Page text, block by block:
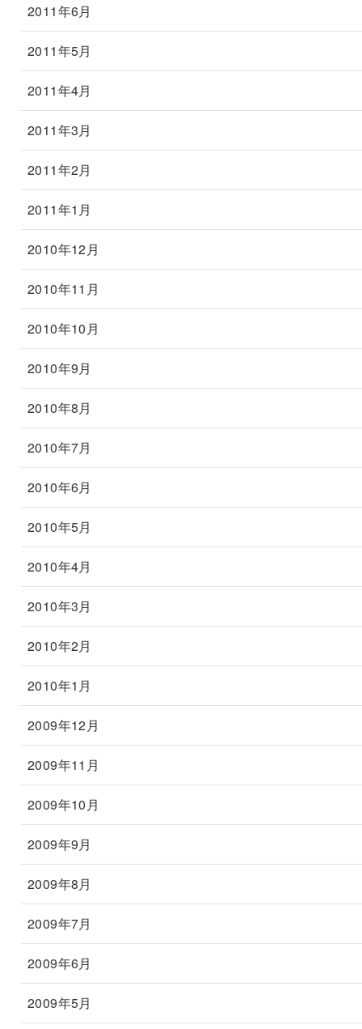
2011年6月
2011年5月
2011年4月
2011年3月
2011年2月
2011年1月
2010年12月
2010年11月
2010年10月
2010年9月
2010年8月
2010年7月
2010年6月
2010年5月
2010年4月
2010年3月
2010年2月
2010年1月
2009年12月
2009年11月
2009年10月
2009年9月
2009年8月
2009年7月
2009年6月
2009年5月